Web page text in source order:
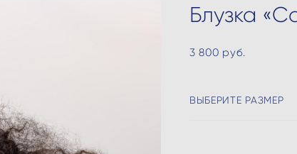
Блузка
3 800 pуб.
ВЫБЕРИТЕ РАЗМЕР